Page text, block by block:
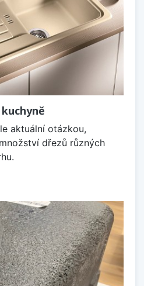
aktuální otázkou,
dřezů různých